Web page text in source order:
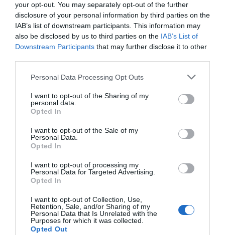
your opt-out. You may separately opt-out of the further
disclosure of your personal information by third parties on the
IAB’s list of downstream participants. This information may
also be disclosed by us to third parties on the IAB’s List of
Downstream Participants that may further disclose it to other
Personal Data Processing Opt Outs
I want to opt-out of the Sharing of my
personal data.
Opted In
I want to opt-out of the Sale of my
Personal Data.
Opted In
I want to opt-out of processing my
Personal Data for Targeted Advertising.
Opted In
I want to opt-out of Collection, Use,
Retention, Sale, and/or Sharing of my
Personal Data that Is Unrelated with the
Purposes for which it was collected.
Opted Out